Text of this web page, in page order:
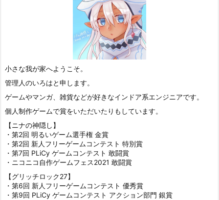
小さな我が家へようこそ。
管理人のいろはと申します。
ゲームやマンガ、雑貨などが好きなインドア系エンジニアです。
個人制作ゲームで賞をいただいたりもしています。
【ニナの神隠し】
・第2回 明るいゲーム選手権 金賞
・第2回 新人フリーゲームコンテスト 特別賞
・第7回 PLiCy ゲームコンテスト 敢闘賞
・ニコニコ自作ゲームフェス2021 敢闘賞
【グリッチロック27】
・第6回 新人フリーゲームコンテスト 優秀賞
・第9回 PLiCy ゲームコンテスト アクション部門 銀賞